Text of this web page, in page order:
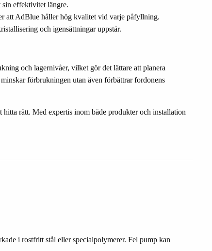
sin effektivitet längre.
att AdBlue håller hög kvalitet vid varje påfyllning.
och igensättningar uppstår.
och lagernivåer, vilket gör det lättare att planera
förbrukningen utan även förbättrar fordonens
rätt. Med expertis inom både produkter och installation
i rostfritt stål eller specialpolymerer. Fel pump kan